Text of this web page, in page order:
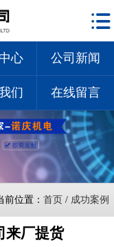
心 公司新闻
们 在线留言
前位置： 首页 / 成功案例
来厂提货